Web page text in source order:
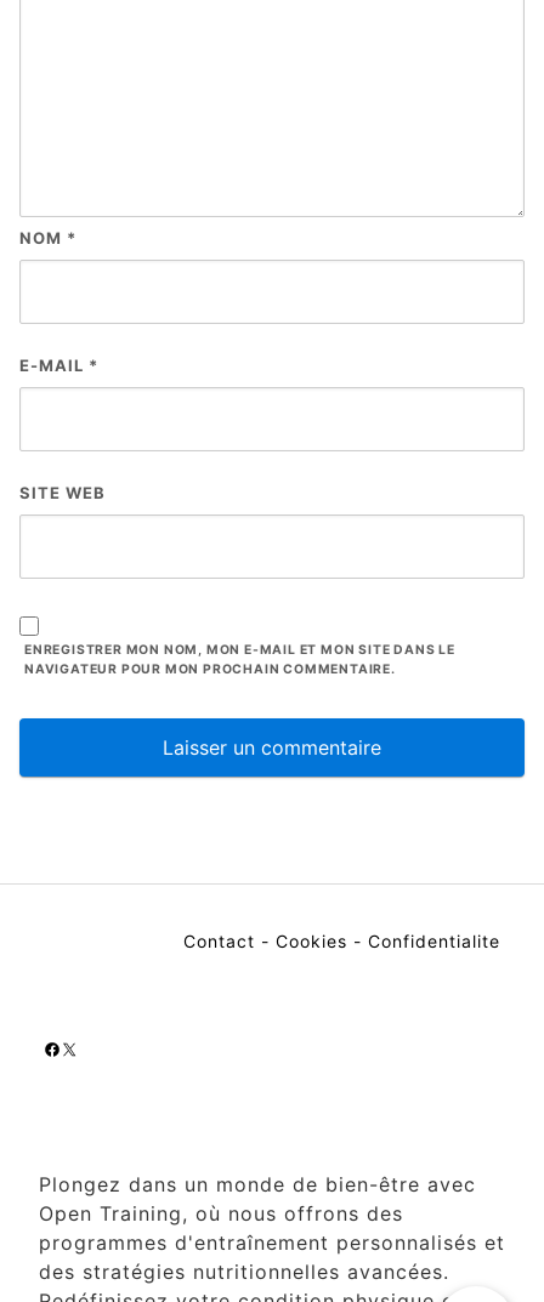
NOM *
E-MAIL *
SITE WEB
ENREGISTRER MON NOM, MON E-MAIL ET MON SITE DANS LE
NAVIGATEUR POUR MON PROCHAIN COMMENTAIRE.
Contact - Cookies - Confidentialite
Facebook
X
Plongez dans un monde de bien-être avec
Open Training, où nous offrons des
programmes d'entraînement personnalisés et
des stratégies nutritionnelles avancées.